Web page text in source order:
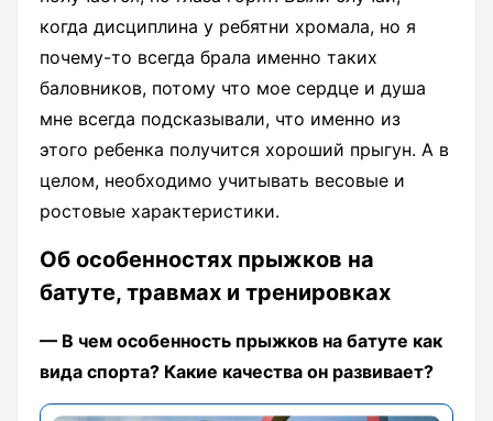
когда дисциплина у ребятни хромала, но я
почему-то всегда брала именно таких
баловников, потому что мое сердце и душа
мне всегда подсказывали, что именно из
этого ребенка получится хороший прыгун. А в
целом, необходимо учитывать весовые и
ростовые характеристики.
Об особенностях прыжков на
батуте, травмах и тренировках
— В чем особенность прыжков на батуте как
вида спорта? Какие качества он развивает?